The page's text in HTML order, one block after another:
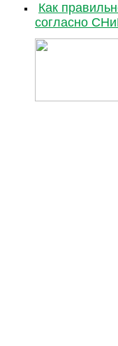
Как
согласно